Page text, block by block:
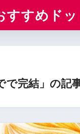
すすめド
で完結」の記